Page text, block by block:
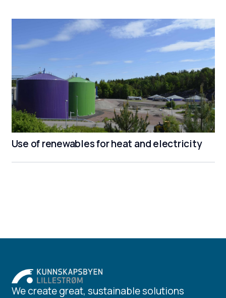
Use of renewables for heat and electricity
We create great, sustainable solutions